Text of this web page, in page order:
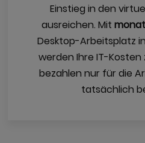
Einstieg in den
ausreichen. Mit
Desktop-Arbeitsplatz
werden Ihre IT-Kosten
bezahlen nur für die
tatsächlich